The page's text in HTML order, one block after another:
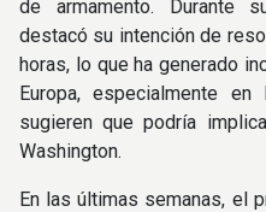
de armamento. Durante
destacó su intención de
horas, lo que ha generado
Europa, especialmente
sugieren que podría
Washington.
En las últimas semanas, el